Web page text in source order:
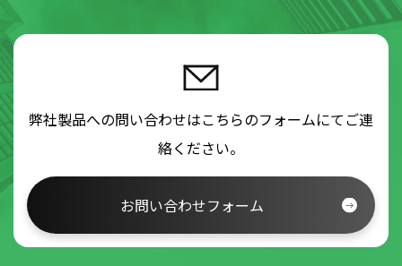
弊社製品への問い合わせはこちらのフォームにてご連
絡ください。
お問い合わせフォーム